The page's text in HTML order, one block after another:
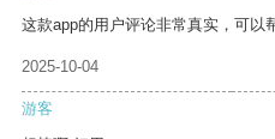
这款app的用户评论非常真实，可以
2025-10-04
游客